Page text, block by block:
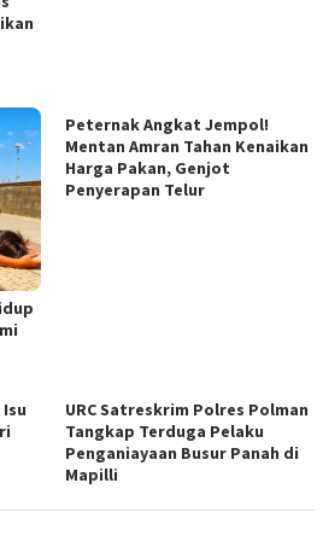
Peternak Angkat Jempol!
Mentan Amran Tahan Kenaikan
Harga Pakan, Genjot
Penyerapan Telur
URC Satreskrim Polres Polman
Tangkap Terduga Pelaku
Penganiayaan Busur Panah di
Mapilli